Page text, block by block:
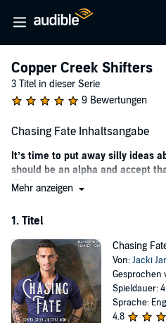
Copper Creek Shifters
3 Titel in dieser Serie
9 Bewertungen
Chasing Fate Inhaltsangabe
It’s time to put away silly ideas
should be an alpha and accept
the first place. You can’t protect
Chase Coleman is content with the
away from his role as the alpha-
didn’t regret making the choice to
Paxton Summers could see that
shifters, whether he wanted to
realizes that he and the sexy sheriff
Mehr anzeigen
1. Titel
Chasing
Von:Jacki
Gesprochen
Spieldauer:
Sprache:
4,8